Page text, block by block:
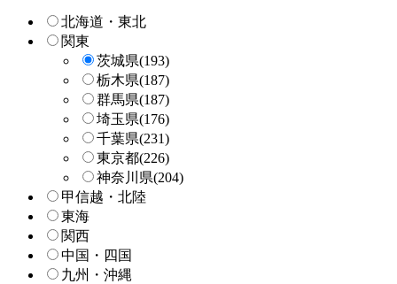
北海道・東北
関東
茨城県(193)
栃木県(187)
群馬県(187)
埼玉県(176)
千葉県(231)
東京都(226)
神奈川県(204)
甲信越・北陸
東海
関西
中国・四国
九州・沖縄